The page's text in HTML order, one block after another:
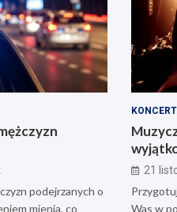
podejrzanych o
mienia, co
KONCERT
21
Was w